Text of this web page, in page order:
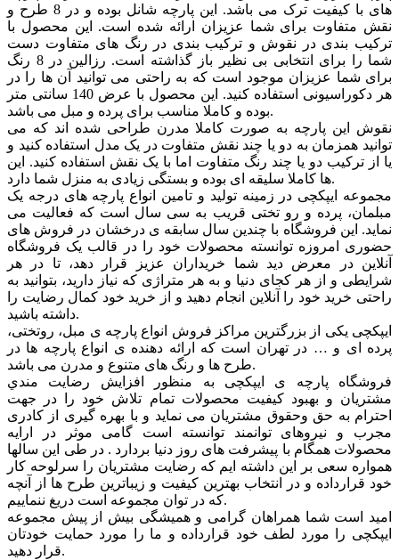
های با کیفیت ترک می باشد. این پارچه شانل بوده و در 8 طرح و
نقش متفاوت برای شما عزیزان ارائه شده است. این محصول با
ترکیب بندی در نقوش و ترکیب بندی در رنگ های متفاوت دست
شما را برای انتخابی بی نظیر باز گذاشته است. رزالین در 8 رنگ
برای شما عزیزان موجود است که به راحتی می توانید آن ها را در
هر دکوراسیونی استفاده کنید. این محصول با عرض 140 سانتی متر
بوده و کاملا مناسب برای پرده و مبل می باشد.
نقوش این پارچه به صورت کاملا مدرن طراحی شده اند که می
توانید همزمان به دو یا چند نقش متفاوت در یک مدل استفاده کنید و
یا از ترکیب دو یا چند رنگ متفاوت اما با یک نقش استفاده کنید. این
ها کاملا سلیقه ای بوده و بستگی زیادی به منزل شما دارد.
مجموعه ایپکچی در زمینه تولید و تامین انواع پارچه های درجه یک
مبلمان، پرده و رو تختی قریب به سی سال است که فعالیت می
نماید. این فروشگاه با چندین سال سابقه ی درخشان در فروش های
حضوری امروزه توانسته محصولات خود را در قالب یک فروشگاه
آنلاین در معرض دید شما خریداران عزیز قرار دهد، تا در هر
شرایطی و از هر کجای دنیا و به هر متراژی که نیاز دارید، بتوانید به
راحتی خرید خود را آنلاین انجام دهید و از خرید خود کمال رضایت را
داشته باشید.
ایپکچی یکی از بزرگترین مراکز فروش انواع پارچه ی مبل، روتختی،
پرده ای و … در تهران است که ارائه دهنده ی انواع پارچه ها در
طرح ها و رنگ های متنوع و مدرن می باشد.
فروشگاه پارچه ی ایپکچی به منظور افزايش رضايت مندي
مشتريان و بهبود کيفيت محصولات تمام تلاش خود را در جهت
احترام به حق وحقوق مشتريان می نماید و با بهره گیری از کادری
مجرب و نیروهای توانمند توانسته است گامی موثر در ارايه
محصولات همگام با پیشرفت های روز دنیا بردارد . در طی این سالها
همواره سعی بر این داشته ایم که رضایت مشتریان را سرلوحه کار
خود قرارداده و در انتخاب بهترین کیفیت و زیباترین طرح ها از آنچه
که در توان مجموعه است دریغ ننماییم.
امید است شما همراهان گرامی و همیشگی بیش از پیش مجموعه
ایپکچی را مورد لطف خود قرارداده و ما را مورد حمایت خودتان
قرار دهید.